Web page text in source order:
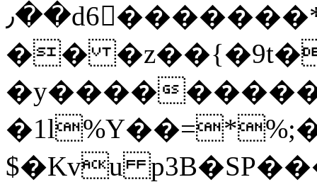
٫��d6򆧇�������*��[|^]oo���NW~zz>�X&�u�=K?
��
�y����
$�Kvu